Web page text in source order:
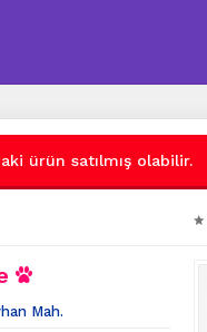
ürün satılmış olabilir.
Mah.